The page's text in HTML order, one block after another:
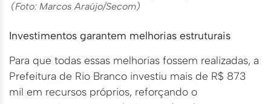
(Foto: Marcos Araújo/Secom)
Investimentos garantem melhorias estruturais
Para que todas essas melhorias fossem realizadas, a
Prefeitura de Rio Branco investiu mais de R$ 873
mil em recursos próprios, reforçando o